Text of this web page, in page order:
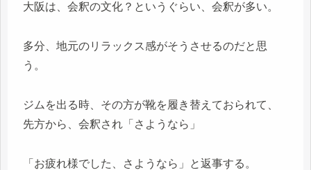
大阪は、会釈の文化？というぐらい、会釈が多い。
多分、地元のリラックス感がそうさせるのだと思
う。
ジムを出る時、その方が靴を履き替えておられて、
先方から、会釈され「さようなら」
「お疲れ様でした、さようなら」と返事する。